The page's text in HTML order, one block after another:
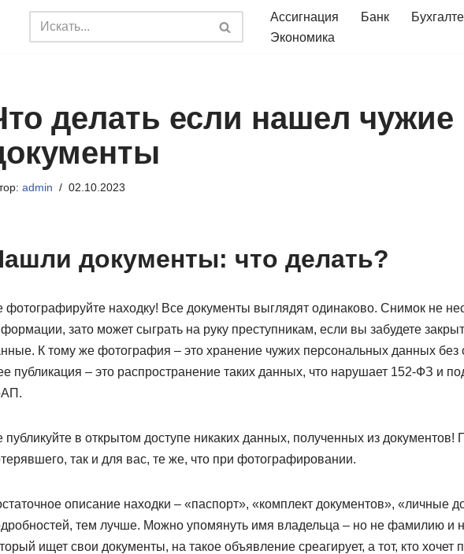
Ассигнация Банк
Экономика
делать если нашел чужие
admin 02.10.2023
документы: что делать?
фотографируйте находку! Все документы выглядят одинаково. Снимок не
зато может сыграть на руку преступникам, если вы забудете
К тому же фотография – это хранение чужих персональных данных без
публикация – это распространение таких данных, что нарушает 152-ФЗ и
публикуйте в открытом доступе никаких данных, полученных из документов!
так и для вас, те же, что при фотографировании.
описание находки – «паспорт», «комплект документов», «личные
тем лучше. Можно упомянуть имя владельца – но не фамилию и
ищет свои документы, на такое объявление среагирует, а тот, кто хочет